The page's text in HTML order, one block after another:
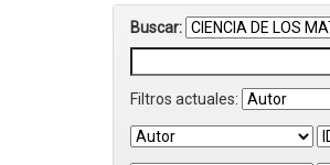
Buscar:
Filtros actuales: